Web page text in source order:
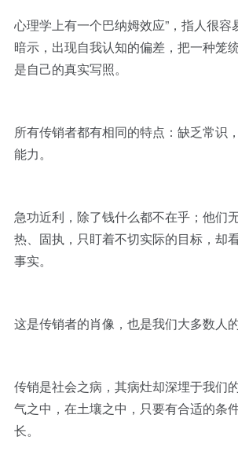
心理学上有一个巴纳姆效应”，指人很容
暗示，出现自我认知的偏差，把一种笼
是自己的真实写照。
所有传销者都有相同的特点：缺乏常识
能力。
急功近利，除了钱什么都不在乎；他们
热、固执，只盯着不切实际的目标，却
事实。
这是传销者的肖像，也是我们大多数人的
传销是社会之病，其病灶却深埋于我们
气之中，在土壤之中，只要有合适的条
长。